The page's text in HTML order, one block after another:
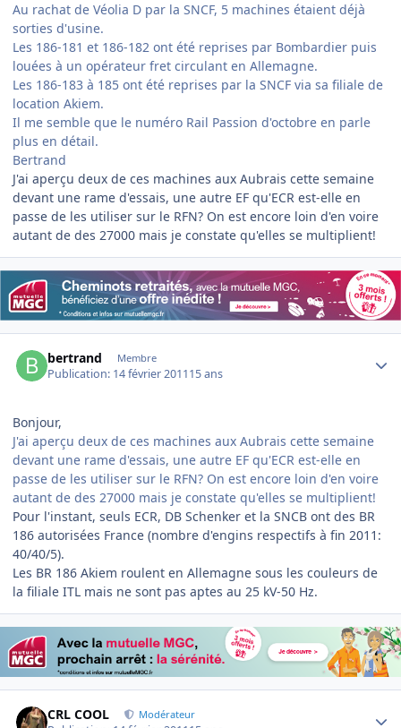
Au rachat de Véolia D par la SNCF, 5 machines étaient déjà
sorties d'usine.
Les 186-181 et 186-182 ont été reprises par Bombardier puis
louées à un opérateur fret circulant en Allemagne.
Les 186-183 à 185 ont été reprises par la SNCF via sa filiale de
location Akiem.
Il me semble que le numéro Rail Passion d'octobre en parle
plus en détail.
Bertrand
J'ai aperçu deux de ces machines aux Aubrais cette semaine
devant une rame d'essais, une autre EF qu'ECR est-elle en
passe de les utiliser sur le RFN? On est encore loin d'en voire
autant de des 27000 mais je constate qu'elles se multiplient!
bertrand Membre
Publication: 14 février 201115 ans
Bonjour,
J'ai aperçu deux de ces machines aux Aubrais cette semaine
devant une rame d'essais, une autre EF qu'ECR est-elle en
passe de les utiliser sur le RFN? On est encore loin d'en voire
autant de des 27000 mais je constate qu'elles se multiplient!
Pour l'instant, seuls ECR, DB Schenker et la SNCB ont des BR
186 autorisées France (nombre d'engins respectifs à fin 2011:
40/40/5).
Les BR 186 Akiem roulent en Allemagne sous les couleurs de
la filiale ITL mais ne sont pas aptes au 25 kV-50 Hz.
CRL COOL Modérateur